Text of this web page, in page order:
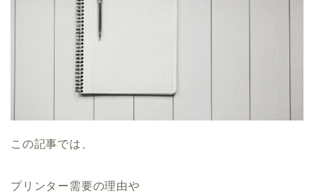
この記事では、
プリンター需要の理由や